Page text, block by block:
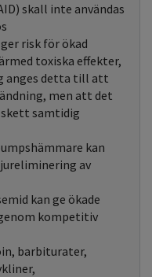
skall inte användas
risk för ökad
toxiska effekter,
anges detta till att
men att det
samtidig
kan
av
kan ge ökade
kompetitiv
barbiturater,